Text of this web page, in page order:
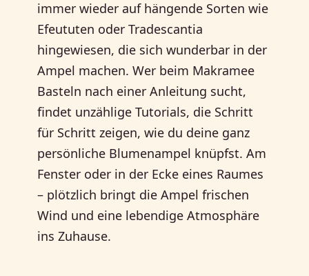
immer wieder auf hängende Sorten wie
Efeututen oder Tradescantia
hingewiesen, die sich wunderbar in der
Ampel machen. Wer beim Makramee
Basteln nach einer Anleitung sucht,
findet unzählige Tutorials, die Schritt
für Schritt zeigen, wie du deine ganz
persönliche Blumenampel knüpfst. Am
Fenster oder in der Ecke eines Raumes
– plötzlich bringt die Ampel frischen
Wind und eine lebendige Atmosphäre
ins Zuhause.